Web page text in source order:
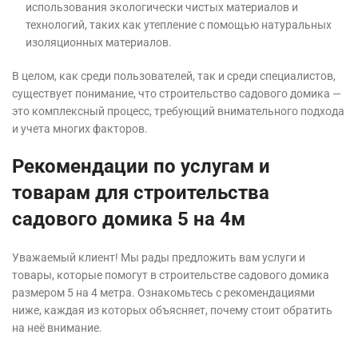
использования экологически чистых материалов и
технологий, таких как утепление с помощью натуральных
изоляционных материалов.
В целом, как среди пользователей, так и среди специалистов,
существует понимание, что строительство садового домика —
это комплексный процесс, требующий внимательного подхода
и учета многих факторов.
Рекомендации по услугам и
товарам для строительства
садового домика 5 на 4м
Уважаемый клиент! Мы рады предложить вам услуги и
товары, которые помогут в строительстве садового домика
размером 5 на 4 метра. Ознакомьтесь с рекомендациями
ниже, каждая из которых объясняет, почему стоит обратить
на неё внимание.